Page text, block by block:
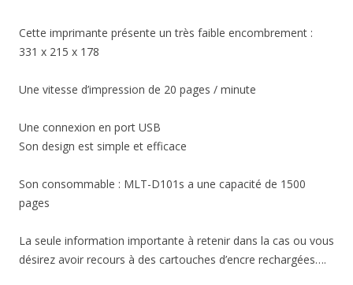
Cette imprimante présente un très faible encombrement :
331 x 215 x 178
Une vitesse d’impression de 20 pages / minute
Une connexion en port USB
Son design est simple et efficace
Son consommable : MLT-D101s a une capacité de 1500
pages
La seule information importante à retenir dans la cas ou vous
désirez avoir recours à des cartouches d’encre rechargées….